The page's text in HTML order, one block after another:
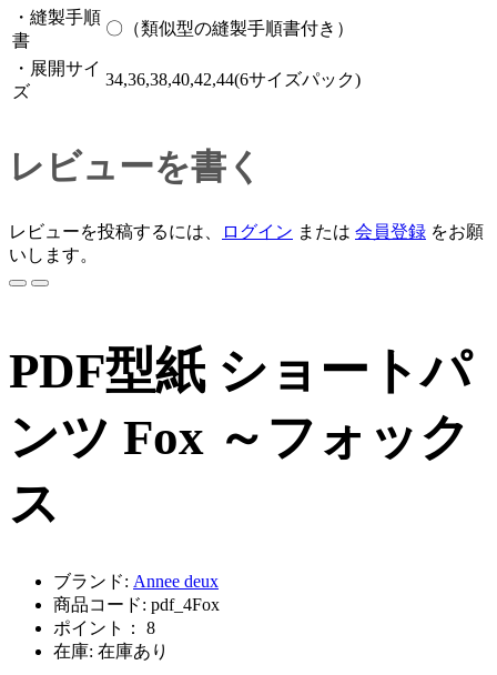
・縫製手順
書
〇（類似型の縫製手順書付き）
・展開サイ
ズ
34,36,38,40,42,44(6サイズパック)
レビューを書く
レビューを投稿するには、 ログイン または 会員登録 をお願
いします。
PDF型紙 ショートパ
ンツ Fox ～フォック
ス
ブランド: Annee deux
商品コード: pdf_4Fox
ポイント： 8
在庫: 在庫あり